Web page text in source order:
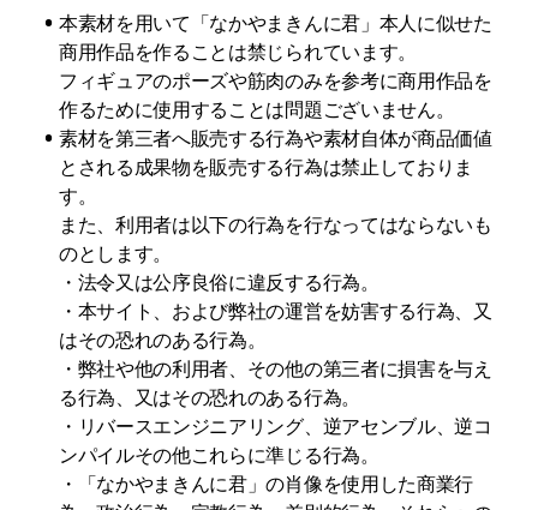
• 本素材を用いて「なかやまきんに君」本人に似せた
商用作品を作ることは禁じられています。
フィギュアのポーズや筋肉のみを参考に商用作品を
作るために使用することは問題ございません。
• 素材を第三者へ販売する行為や素材自体が商品価値
とされる成果物を販売する行為は禁止しておりま
す。
また、利用者は以下の行為を行なってはならないも
のとします。
・法令又は公序良俗に違反する行為。
・本サイト、および弊社の運営を妨害する行為、又
はその恐れのある行為。
・弊社や他の利用者、その他の第三者に損害を与え
る行為、又はその恐れのある行為。
・リバースエンジニアリング、逆アセンブル、逆コ
ンパイルその他これらに準じる行為。
・「なかやまきんに君」の肖像を使用した商業行